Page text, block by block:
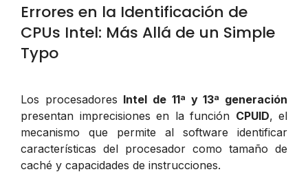
Errores en la Identificación de
CPUs Intel: Más Allá de un Simple
Typo
Los procesadores Intel de 11ª y 13ª generación
presentan imprecisiones en la función CPUID, el
mecanismo que permite al software identificar
características del procesador como tamaño de
caché y capacidades de instrucciones.